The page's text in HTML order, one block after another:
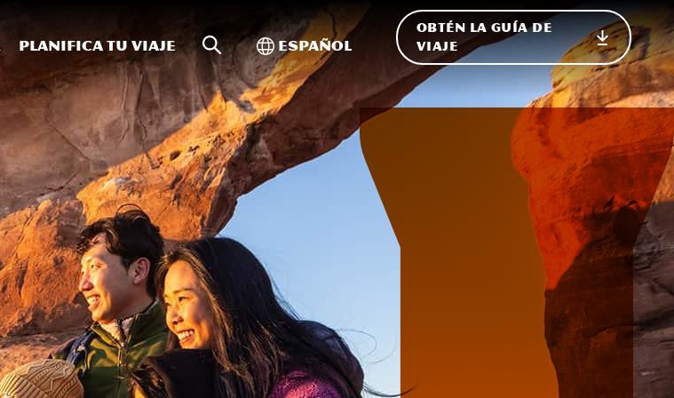
Planifica tu viaje Búsqueda en el sitio
Alternar Internacional
Español
OBTÉN LA GUÍA DE
VIAJE